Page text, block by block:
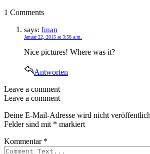
1 Comments
says: Iman
Januar 22, 2015 at 3:58 a.m.
Nice pictures! Where was it?
Antworten
Leave a comment
Leave a comment
Deine E-Mail-Adresse wird nicht
Felder sind mit * markiert
Kommentar *